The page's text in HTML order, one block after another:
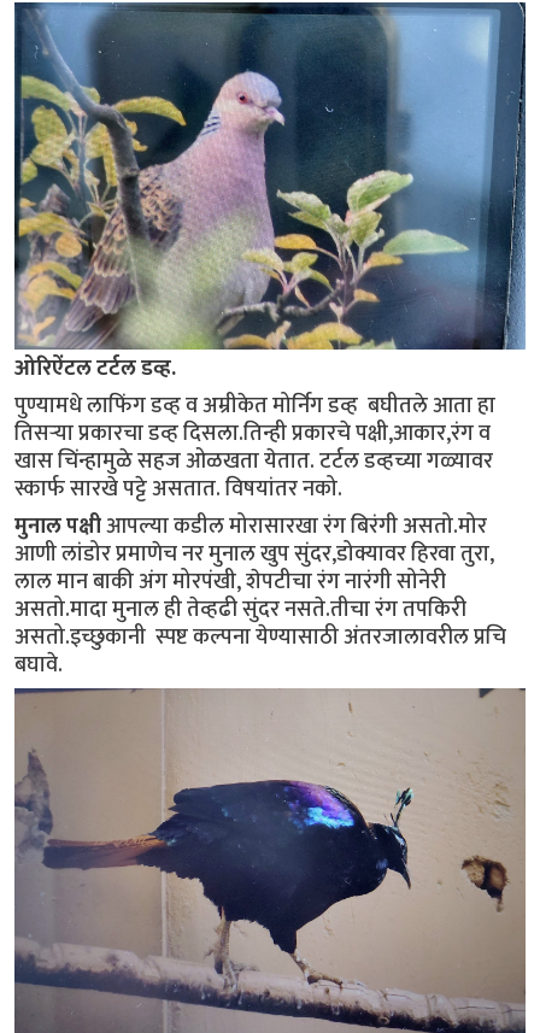
ओरिऐंटल टर्टल डव्ह.
पुण्यामधे लाफिंग डव्ह व अम्रीकेत मोर्निग डव्ह बघीतले आता हा
तिसऱ्या प्रकारचा डव्ह दिसला.तिन्ही प्रकारचे पक्षी,आकार,रंग व
खास चिंन्हामुळे सहज ओळखता येतात. टर्टल डव्हच्या गळ्यावर
स्कार्फ सारखे पट्टे असतात. विषयांतर नको.
मुनाल पक्षीआपल्या कडील मोरासारखा रंग बिरंगी असतो.मोर
आणी लांडोर प्रमाणेच नर मुनाल खुप सुंदर,डोक्यावर हिरवा तुरा,
लाल मान बाकी अंग मोरपंखी, शेपटीचा रंग नारंगी सोनेरी
असतो.मादा मुनाल ही तेव्हढी सुंदर नसते.तीचा रंग तपकिरी
असतो.इच्छुकानी स्पष्ट कल्पना येण्यासाठी अंतरजालावरील प्रचि
बघावे.